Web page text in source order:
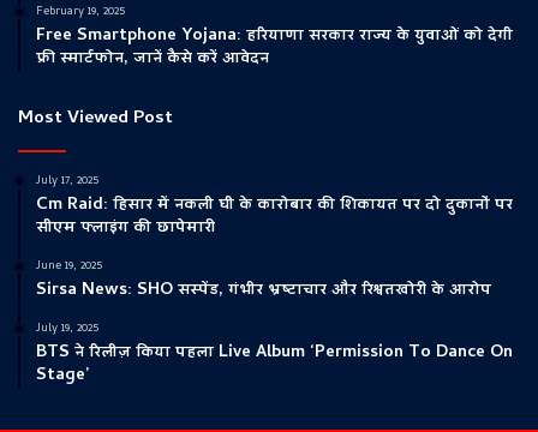
February 19, 2025
Free Smartphone Yojana: हरियाणा सरकार राज्य के युवाओं को देगी
फ्री स्मार्टफोन, जानें कैसे करें आवेदन
Most Viewed Post
July 17, 2025
Cm Raid: हिसार में नकली घी के कारोबार की शिकायत पर दो दुकानों पर
सीएम फ्लाइंग की छापेमारी
June 19, 2025
Sirsa News: SHO सस्पेंड, गंभीर भ्रष्टाचार और रिश्वतखोरी के आरोप
July 19, 2025
BTS ने रिलीज़ किया पहला Live Album ‘Permission To Dance On
Stage’